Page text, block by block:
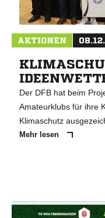
AKTIONEN
Der DFB hat beim
Amateurklubs für ihre
Klimaschutz
Mehr lesen